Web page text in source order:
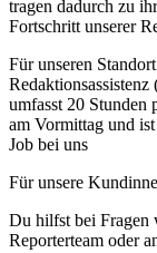
tragen dadurch zu
Fortschritt unserer
Für unseren
umfasst 20 Stunden
am Vormittag und
Job bei uns
Für unsere
Du hilfst bei Fragen
Reporterteam oder